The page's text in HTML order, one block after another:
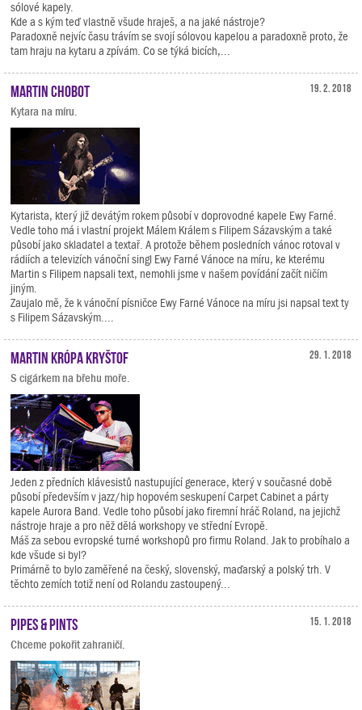
sólové kapely.
Kde a s kým teď vlastně všude hraješ, a na jaké nástroje?
Paradoxně nejvíc času trávím se svojí sólovou kapelou a paradoxně proto, že
tam hraju na kytaru a zpívám. Co se týká bicích,...
19. 2. 2018
Martin Chobot
Kytara na míru.
Kytarista, který již devátým rokem působí v doprovodné kapele Ewy Farné.
Vedle toho má i vlastní projekt Málem Králem s Filipem Sázavským a také
působí jako skladatel a textař. A protože během posledních vánoc rotoval v
rádiích a televizích vánoční singl Ewy Farné Vánoce na míru, ke kterému
Martin s Filipem napsali text, nemohli jsme v našem povídání začít ničím
jiným.
Zaujalo mě, že k vánoční písničce Ewy Farné Vánoce na míru jsi napsal text ty
s Filipem Sázavským....
29. 1. 2018
Martin Krópa Kryštof
S cigárkem na břehu moře.
Jeden z předních klávesistů nastupující generace, který v současné době
působí především v jazz/hip hopovém seskupení Carpet Cabinet a párty
kapele Aurora Band. Vedle toho působí jako firemní hráč Roland, na jejichž
nástroje hraje a pro něž dělá workshopy ve střední Evropě.
Máš za sebou evropské turné workshopů pro firmu Roland. Jak to probíhalo a
kde všude si byl?
Primárně to bylo zaměřené na český, slovenský, maďarský a polský trh. V
těchto zemích totiž není od Rolandu zastoupený...
15. 1. 2018
Pipes & Pints
Chceme pokořit zahraničí.